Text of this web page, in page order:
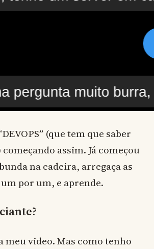
(que tem que saber
assim. Já começou
na cadeira, arregaça as
por um, e aprende.
meu video. Mas como tenho